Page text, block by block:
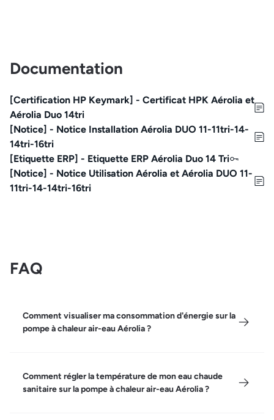
Documentation
[Certification HP Keymark] - Certificat HPK Aérolia et
Aérolia Duo 14tri
[Notice] - Notice Installation Aérolia DUO 11-11tri-14-
14tri-16tri
[Etiquette ERP] - Etiquette ERP Aérolia Duo 14 Tri
[Notice] - Notice Utilisation Aérolia et Aérolia DUO 11-
11tri-14-14tri-16tri
FAQ
Comment visualiser ma consommation d'énergie sur la
pompe à chaleur air-eau Aérolia ?
Comment régler la température de mon eau chaude
sanitaire sur la pompe à chaleur air-eau Aérolia ?